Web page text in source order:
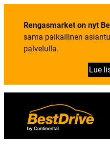
Rengasmarket on nyt
sama paikallinen
palvelulla.
Lue